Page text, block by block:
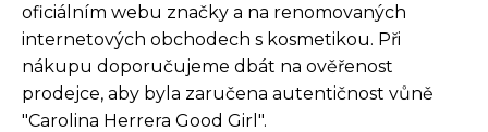
oficiálním webu značky a na renomovaných
internetových obchodech s kosmetikou. Při
nákupu doporučujeme dbát na ověřenost
prodejce, aby byla zaručena autentičnost vůně
"Carolina Herrera Good Girl".